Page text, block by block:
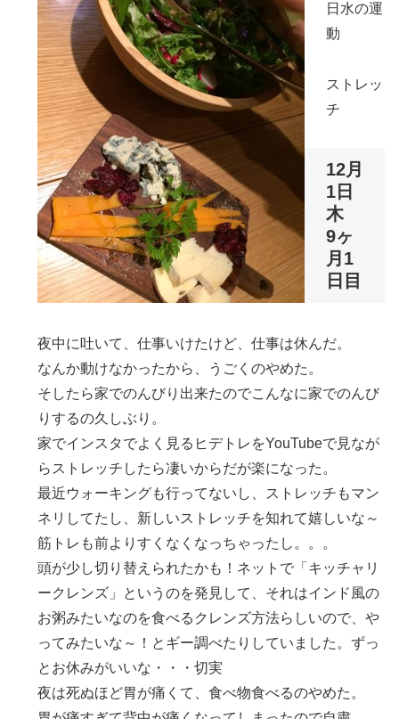
日水の運
動
ストレッ
チ
12月
1日
木
9ヶ
月1
日目
夜中に吐いて、仕事いけたけど、仕事は休んだ。
なんか動けなかったから、うごくのやめた。
そしたら家でのんびり出来たのでこんなに家でのんび
りするの久しぶり。
家でインスタでよく見るヒデトレをYouTubeで見なが
らストレッチしたら凄いからだが楽になった。
最近ウォーキングも行ってないし、ストレッチもマン
ネリしてたし、新しいストレッチを知れて嬉しいな～
筋トレも前よりすくなくなっちゃったし。。。
頭が少し切り替えられたかも！ネットで「キッチャリ
ークレンズ」というのを発見して、それはインド風の
お粥みたいなのを食べるクレンズ方法らしいので、や
ってみたいな～！とギー調べたりしていました。ずっ
とお休みがいいな・・・切実
夜は死ぬほど胃が痛くて、食べ物食べるのやめた。